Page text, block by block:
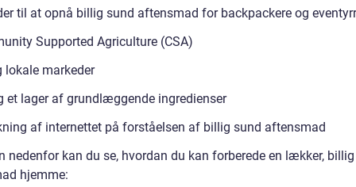
til at opnå billig sund aftensmad for backpackere og
Supported Agriculture (CSA)
lokale markeder
et lager af grundlæggende ingredienser
af internettet på forståelsen af billig sund aftensmad
nedenfor kan du se, hvordan du kan forberede en lækker,
hjemme: